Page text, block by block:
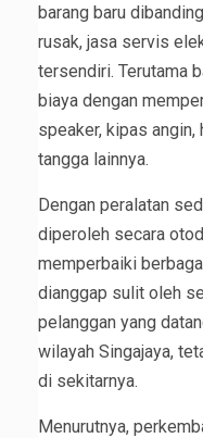
barang baru
rusak, jasa servis
tersendiri. Terutama
biaya dengan
speaker, kipas angin,
tangga lainnya.
Dengan peralatan
diperoleh secara
memperbaiki
dianggap sulit oleh
pelanggan yang
wilayah Singajaya,
di sekitarnya.
Menurutnya,